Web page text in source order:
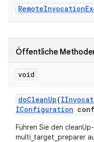
RemoteInvocation
Öffentliche
void
doCleanUp(
IConfiguration
Führen Sie den
multi_target_preparer